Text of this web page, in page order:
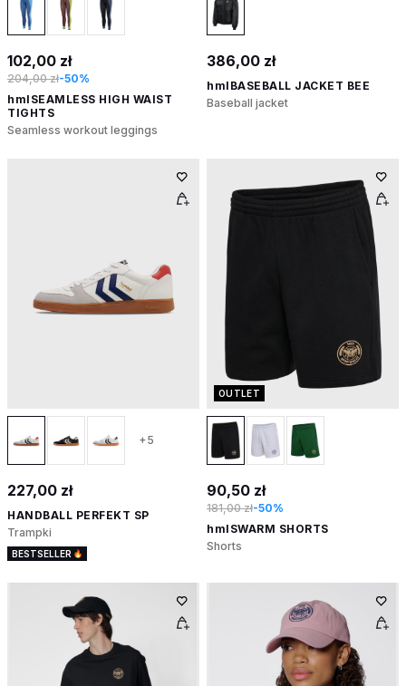
102,00 zł
204,00 zł-50%
hmlSEAMLESS HIGH WAIST
TIGHTS
Seamless workout leggings
386,00 zł
hmlBASEBALL JACKET BEE
Baseball jacket
+5
227,00 zł
HANDBALL PERFEKT SP
Trampki
BESTSELLER
OUTLET
90,50 zł
181,00 zł-50%
hmlSWARM SHORTS
Shorts